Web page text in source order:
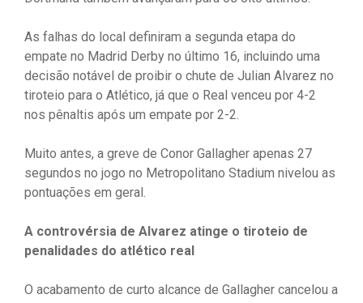
As falhas do local definiram a segunda etapa do
empate no Madrid Derby no último 16, incluindo uma
decisão notável de proibir o chute de Julian Alvarez no
tiroteio para o Atlético, já que o Real venceu por 4-2
nos pênaltis após um empate por 2-2.
Muito antes, a greve de Conor Gallagher apenas 27
segundos no jogo no Metropolitano Stadium nivelou as
pontuações em geral.
A controvérsia de Alvarez atinge o tiroteio de
penalidades do atlético real
O acabamento de curto alcance de Gallagher cancelou a